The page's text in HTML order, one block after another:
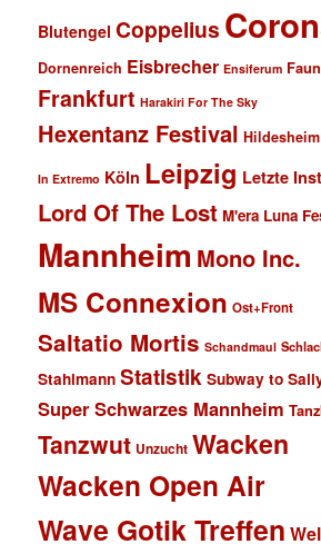
Blutengel Coppelius
Dornenreich Eisbrecher Ensiferum Faun
Frankfurt Harakiri For The Sky
Hexentanz Festival Hildesheim
In Extremo Köln Leipzig Letzte
Lord Of The Lost M'era Luna
Mannheim Mono Inc.
MS Connexion Ost+Front
Saltatio Mortis Schandmaul
Stahlmann Statistik Subway to
Super Schwarzes Mannheim
Tanzwut Unzucht Wacken
Wacken Open Air
Wave Gotik Treffen